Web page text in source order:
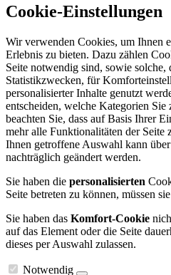
Cookie-Einstellungen
Wir verwenden Cookies, um Ihnen
Erlebnis zu bieten. Dazu zählen
Seite notwendig sind, sowie
Statistikzwecken, für
personalisierter Inhalte genutzt
entscheiden, welche Kategorien Sie
beachten Sie, dass auf Basis Ihrer
mehr alle Funktionalitäten der Seite
Ihnen getroffene Auswahl kann
nachträglich geändert werden.
Sie haben die personalisierten
Seite betreten zu können, müssen
Sie haben das Komfort-Cookie
auf das Element oder die Seite
dieses per Auswahl zulassen.
Notwendig